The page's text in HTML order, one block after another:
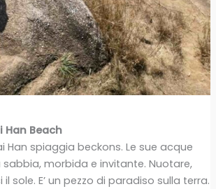
Han Beach
Han spiaggia beckons. Le sue acque
sabbia, morbida e invitante. Nuotare,
sole. E’ un pezzo di paradiso sulla terra.